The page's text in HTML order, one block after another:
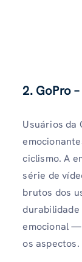
2. GoPro
Usuários da
ciclismo. A
série de
brutos dos
emocional
os aspectos.